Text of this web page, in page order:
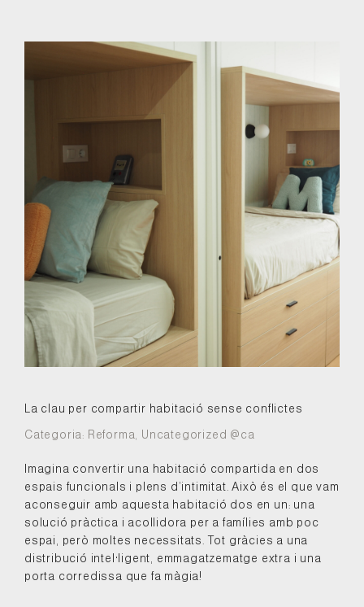
La clau per compartir habitació sense conflictes
Categoria: Reforma Uncategorized @ca
Imagina convertir una habitació compartida en dos
espais funcionals i plens d’intimitat. Això és el que vam
aconseguir amb aquesta habitació dos en un: una
solució pràctica i acollidora per a famílies amb poc
espai, però moltes necessitats. Tot gràcies a una
distribució intel·ligent, emmagatzematge extra i una
porta corredissa que fa màgia!